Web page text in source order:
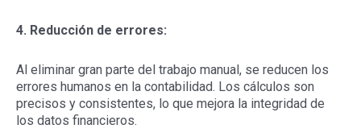
4. Reducción de errores:
Al eliminar gran parte del trabajo manual, se reducen los
errores humanos en la contabilidad. Los cálculos son
precisos y consistentes, lo que mejora la integridad de
los datos financieros.